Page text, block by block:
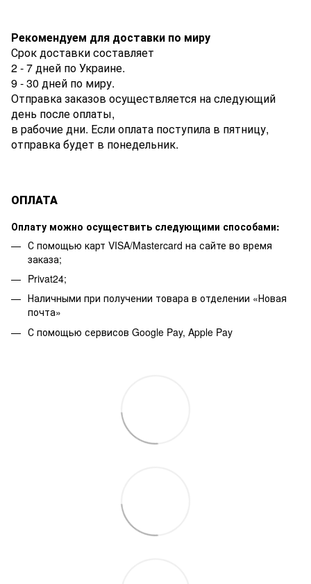
Рекомендуем для доставки по миру
Срок доставки составляет
2 - 7 дней по Украине.
9 - 30 дней по миру.
Отправка заказов осуществляется на следующий
день после оплаты,
в рабочие дни. Если оплата поступила в пятницу,
отправка будет в понедельник.
ОПЛАТА
Оплату можно осуществить следующими способами:
С помощью карт VISA/Mastercard на сайте во время
заказа;
Privat24;
Наличными при получении товара в отделении «Новая
почта»
С помощью сервисов Google Pay, Apple Pay